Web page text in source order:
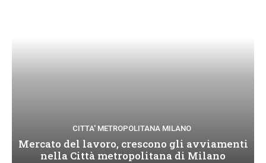
CITTA' METROPOLITANA MILANO
Mercato del lavoro, crescono gli avviamenti
nella Città metropolitana di Milano